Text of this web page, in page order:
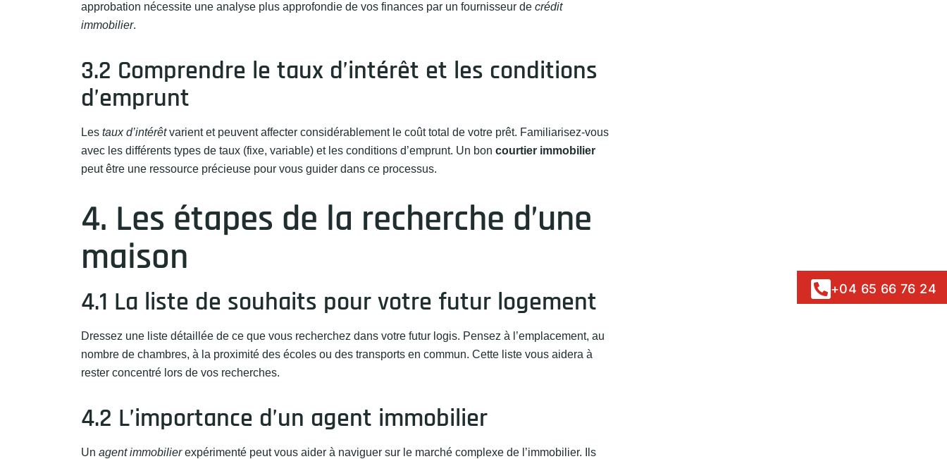
approbation nécessite une analyse plus approfondie de vos finances par un fournisseur de crédit
immobilier.
3.2 Comprendre le taux d’intérêt et les conditions
d’emprunt
Les taux d’intérêtvarient et peuvent affecter considérablement le coût total de votre prêt. Familiarisez-vous
avec les différents types de taux (fixe, variable) et les conditions d’emprunt. Un bon courtier immobilier
peut être une ressource précieuse pour vous guider dans ce processus.
4. Les étapes de la recherche d’une
maison
4.1 La liste de souhaits pour votre futur logement
Dressez une liste détaillée de ce que vous recherchez dans votre futur logis. Pensez à l’emplacement, au
nombre de chambres, à la proximité des écoles ou des transports en commun. Cette liste vous aidera à
rester concentré lors de vos recherches.
4.2 L’importance d’un agent immobilier
Un agent immobilierexpérimenté peut vous aider à naviguer sur le marché complexe de l’immobilier. Ils
+04 65 66 76 24